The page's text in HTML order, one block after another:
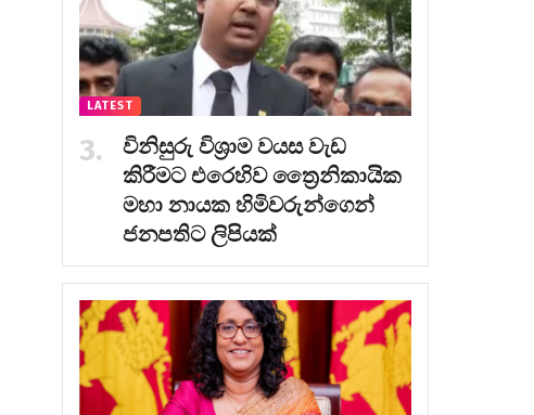
LATEST
විනිසුරු විශ්‍රාම වයස වැඩ
කිරීමට එරෙහිව ත්‍රෛනිකායික
මහා නායක හිමිවරුන්ගෙන්
ජනපතිට ලිපියක්